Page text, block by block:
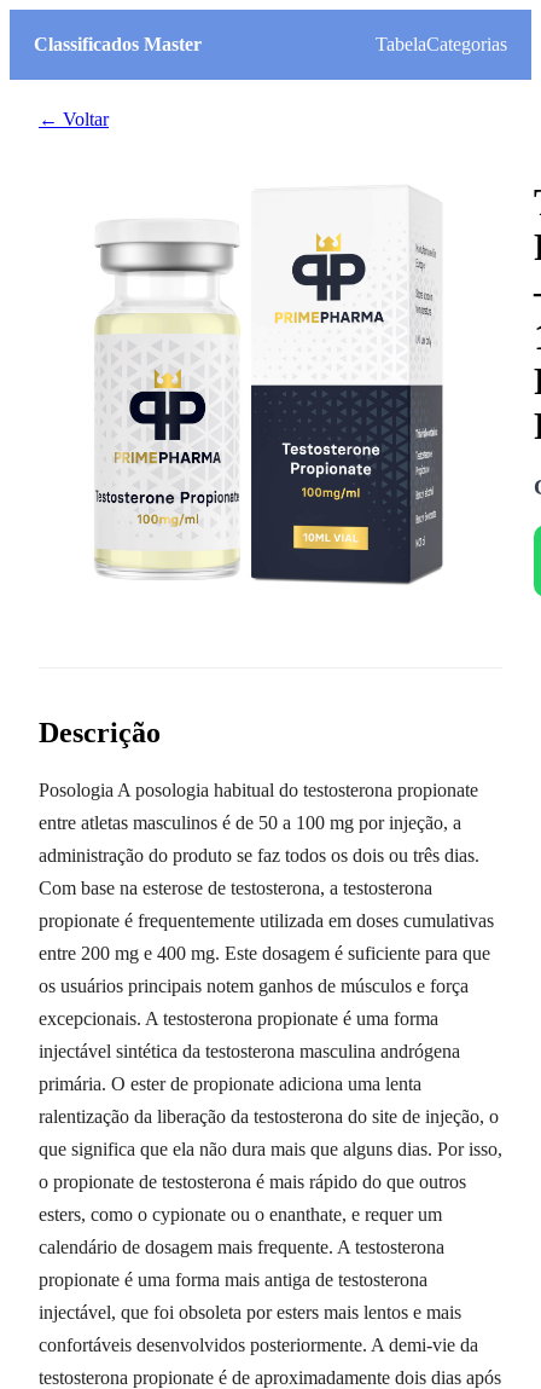
Classificados Master TabelaCategorias
← Voltar
Descrição
Posologia A posologia habitual do testosterona propionate
entre atletas masculinos é de 50 a 100 mg por injeção, a
administração do produto se faz todos os dois ou três dias.
Com base na esterose de testosterona, a testosterona
propionate é frequentemente utilizada em doses cumulativas
entre 200 mg e 400 mg. Este dosagem é suficiente para que
os usuários principais notem ganhos de músculos e força
excepcionais. A testosterona propionate é uma forma
injectável sintética da testosterona masculina andrógena
primária. O ester de propionate adiciona uma lenta
ralentização da liberação da testosterona do site de injeção, o
que significa que ela não dura mais que alguns dias. Por isso,
o propionate de testosterona é mais rápido do que outros
esters, como o cypionate ou o enanthate, e requer um
calendário de dosagem mais frequente. A testosterona
propionate é uma forma mais antiga de testosterona
injectável, que foi obsoleta por esters mais lentos e mais
confortáveis desenvolvidos posteriormente. A demi-vie da
testosterona propionate é de aproximadamente dois dias após